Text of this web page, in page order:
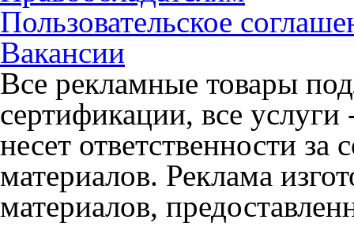
Пользовательское
Вакансии
Все рекламные товары
сертификации, все
несет ответственности
материалов. Реклама
материалов,